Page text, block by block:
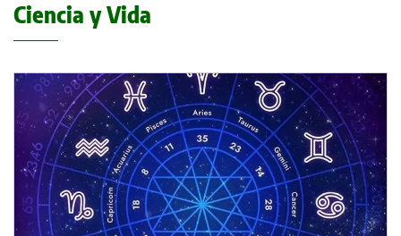
Ciencia y Vida